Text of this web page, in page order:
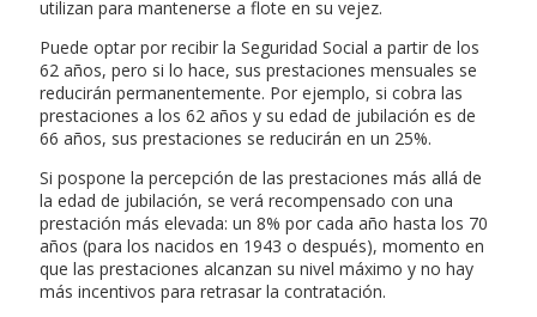
utilizan para mantenerse a flote en su vejez.
Puede optar por recibir la Seguridad Social a partir de los
62 años, pero si lo hace, sus prestaciones mensuales se
reducirán permanentemente. Por ejemplo, si cobra las
prestaciones a los 62 años y su edad de jubilación es de
66 años, sus prestaciones se reducirán en un 25%.
Si pospone la percepción de las prestaciones más allá de
la edad de jubilación, se verá recompensado con una
prestación más elevada: un 8% por cada año hasta los 70
años (para los nacidos en 1943 o después), momento en
que las prestaciones alcanzan su nivel máximo y no hay
más incentivos para retrasar la contratación.